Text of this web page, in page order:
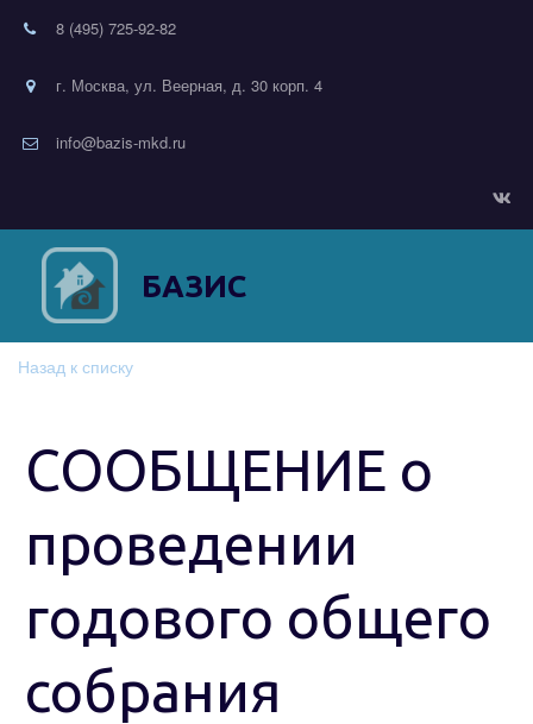
8 (495) 725-92-82
г. Москва, ул. Веерная, д. 30 корп. 4
info@bazis-mkd.ru
БАЗИС
Назад к списку
СООБЩЕНИЕ о
проведении
годового общего
собрания